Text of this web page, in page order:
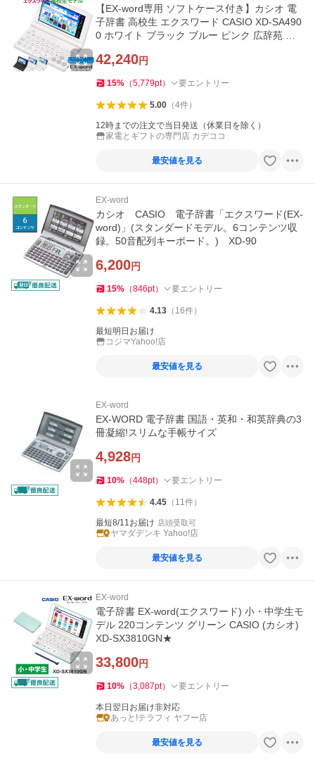
【EX-word専用 ソフトケース付き】カシオ 電
子辞書 高校生 エクスワード CASIO XD-SA490
0 ホワイト ブラック ブルー ピンク 広辞苑 リ
42,240円
15% （5,779pt） 要エントリー
5.00（4件）
12時までの注文で当日発送（休業日を除く）
家電とギフトの専門店 カデココ
最安値を見る
EX-word
カシオ CASIO 電子辞書「エクスワード(EX-
word)」(スタンダードモデル。6コンテンツ収
録。50音配列キーボード。) XD-90
6,200円
15% （846pt） 要エントリー
4.13（ 16件）
最短明日お届け
コジマYahoo!店
最安値を見る
EX-word
EX-WORD 電子辞書 国語・英和・和英辞典の3
冊凝縮!スリムな手帳サイズ
4,928円
10% （448pt） 要エントリー
4.45（ 11件）
最短8/11お届け 店頭受取可
ヤマダデンキ Yahoo!店
最安値を見る
EX-word
電子辞書 EX-word(エクスワード) 小・中学生モ
デル 220コンテンツ グリーン CASIO (カシオ)
XD-SX3810GN★
33,800円
10% （3,087pt） 要エントリー
本日翌日お届け非対応
あっと!テラフィ ヤフー店
最安値を見る